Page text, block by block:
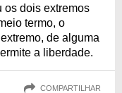
os dois extremos
termo, o
de alguma
a liberdade.
COMPARTILHAR